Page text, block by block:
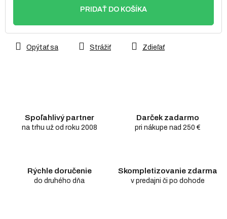
PRIDAŤ DO KOŠÍKA
Opýtať sa Strážiť Zdieľať
Spoľahlivý partner
na trhu už od roku 2008
Darček zadarmo
pri nákupe nad 250 €
Rýchle doručenie
do druhého dňa
Skompletizovanie zdarma
v predajni či po dohode